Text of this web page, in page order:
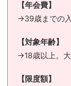
【年会費】
→39歳までの入
【対象年齢】
→18歳以上。大
【限度額】